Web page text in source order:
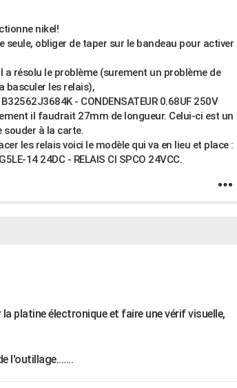
nikel!
obliger de taper sur le bandeau pour activer
résolu le problème (surement un problème de
basculer les relais),
- CONDENSATEUR 0.68UF 250V
il faudrait 27mm de longueur. Celui-ci est un
à la carte.
les relais voici le modèle qui va en lieu et place :
14 24DC - RELAIS CI SPCO 24VCC.
platine électronique et faire une vérif visuelle,
l'outillage.......